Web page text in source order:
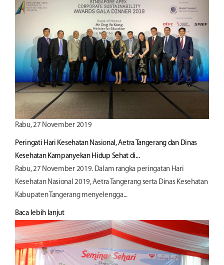
Rabu, 27 November 2019
Peringati Hari Kesehatan Nasional, Aetra Tangerang dan Dinas
Kesehatan Kampanyekan Hidup Sehat di...
Rabu, 27 November 2019. Dalam rangka peringatan Hari
Kesehatan Nasional 2019, Aetra Tangerang serta Dinas Kesehatan
Kabupaten Tangerang menyelengga...
Baca lebih lanjut